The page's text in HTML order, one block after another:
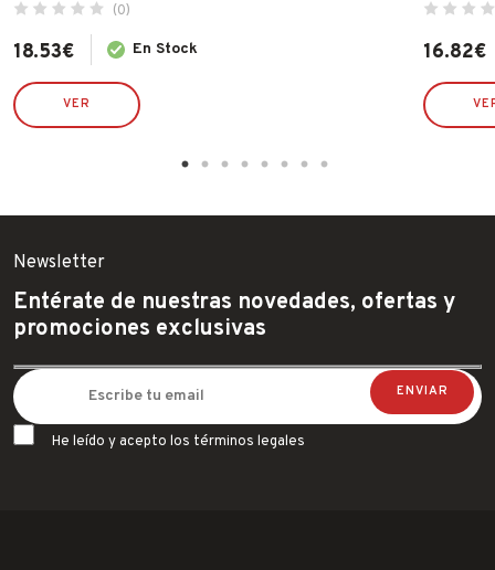
(0)
18.53€ En Stock
VER
16.82€
Newsletter
Entérate de nuestras novedades, ofertas y
promociones exclusivas
He leído y acepto los términos legales